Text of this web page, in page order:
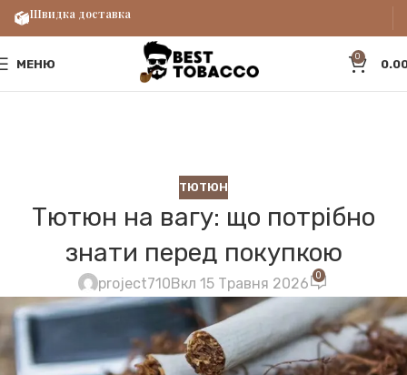
МЕНЮ
0
ТЮТЮН
Тютюн на вагу: що потрібно
знати перед покупкою
project710Вкл 15 Травня 2026 0
Швидка доставка